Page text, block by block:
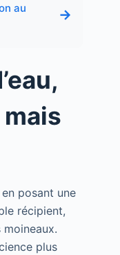
au
→
posant une
récipient,
moineaux.
plus